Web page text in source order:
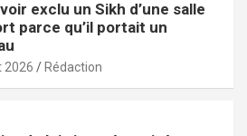
exclu un Sikh d’une salle
parce qu’il portait un
2026 Rédaction